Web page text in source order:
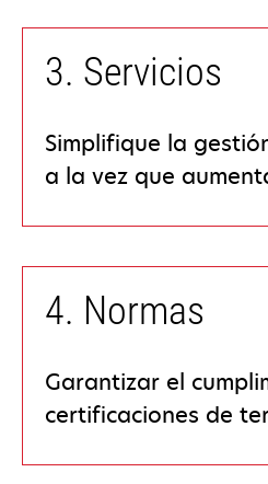
3. Servicios
Simplifique la
a la vez que
4. Normas
Garantizar el
certificaciones de